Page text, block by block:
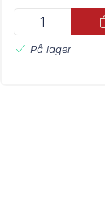
På lager